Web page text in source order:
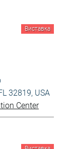
Виставка
32819, USA
Center